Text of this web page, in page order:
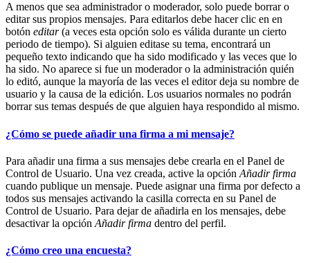
A menos que sea administrador o moderador, solo puede borrar o
editar sus propios mensajes. Para editarlos debe hacer clic en en
botón editar(a veces esta opción solo es válida durante un cierto
periodo de tiempo). Si alguien editase su tema, encontrará un
pequeño texto indicando que ha sido modificado y las veces que lo
ha sido. No aparece si fue un moderador o la administración quién
lo editó, aunque la mayoría de las veces el editor deja su nombre de
usuario y la causa de la edición. Los usuarios normales no podrán
borrar sus temas después de que alguien haya respondido al mismo.
¿Cómo se puede añadir una firma a mi mensaje?
Para añadir una firma a sus mensajes debe crearla en el Panel de
Control de Usuario. Una vez creada, active la opción Añadir firma
cuando publique un mensaje. Puede asignar una firma por defecto a
todos sus mensajes activando la casilla correcta en su Panel de
Control de Usuario. Para dejar de añadirla en los mensajes, debe
desactivar la opción Añadir firma dentro del perfil.
¿Cómo creo una encuesta?